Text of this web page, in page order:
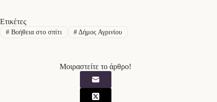
Ετικέτες
#Βοήθεια στο σπίτι #Δήμος Αγρινίου
Μοιραστείτε το άρθρο!